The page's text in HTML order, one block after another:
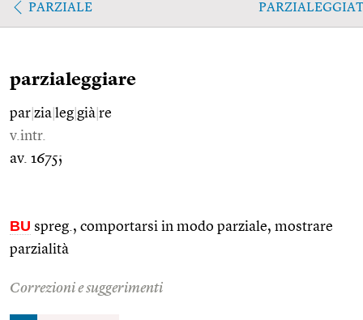
PARZIALE
parzialeggiare
par zia leg già re
v.intr.
av. 1675;
BU spreg., comportarsi in modo parziale, mostrare
parzialità
Correzioni e suggerimenti